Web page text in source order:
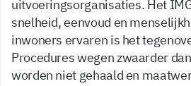
uitvoeringsorganisaties. Het
snelheid, eenvoud en
inwoners ervaren is het
Procedures wegen zwaarder
worden niet gehaald en